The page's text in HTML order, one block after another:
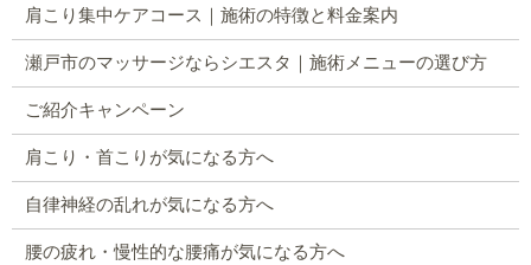
肩こり集中ケアコース｜施術の特徴と料金案内
瀬戸市のマッサージならシエスタ｜施術メニューの選び方
ご紹介キャンペーン
肩こり・首こりが気になる方へ
自律神経の乱れが気になる方へ
腰の疲れ・慢性的な腰痛が気になる方へ